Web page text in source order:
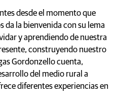
desde el momento que
da la bienvenida con su lema
y aprendiendo de nuestra
construyendo nuestro
Gordonzello cuenta,
del medio rural a
diferentes experiencias en